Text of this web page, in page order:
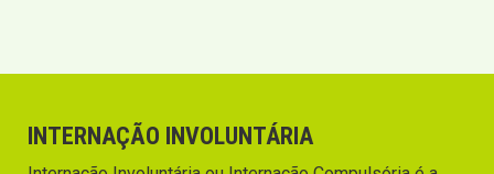
INTERNAÇÃO INVOLUNTÁRIA